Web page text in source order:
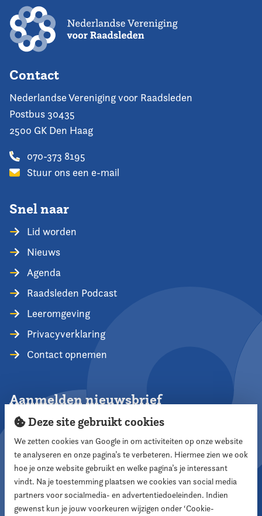
Contact
Nederlandse Vereniging voor Raadsleden
Postbus 30435
2500 GK Den Haag
070-373 8195
Stuur ons een e-mail
Snel naar
Lid worden
Nieuws
Agenda
Raadsleden Podcast
Leeromgeving
Privacyverklaring
Contact opnemen
Aanmelden nieuwsbrief
Aanmelden
Volg ons
Deze site gebruikt cookies
We zetten cookies van Google in om activiteiten op onze website
te analyseren en onze pagina’s te verbeteren. Hiermee zien we ook
hoe je onze website gebruikt en welke pagina’s je interessant
vindt. Na je toestemming plaatsen we cookies van social media
partners voor socialmedia- en advertentiedoeleinden. Indien
gewenst kun je jouw voorkeuren wijzigen onder ‘Cookie-